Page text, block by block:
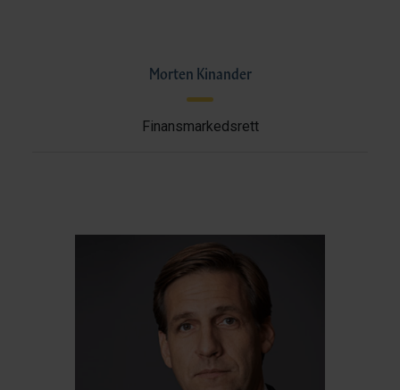
Morten Kinander
Finansmarkedsrett